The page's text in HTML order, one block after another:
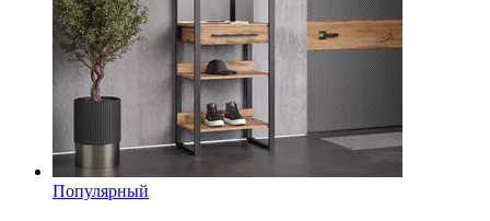
Популярный